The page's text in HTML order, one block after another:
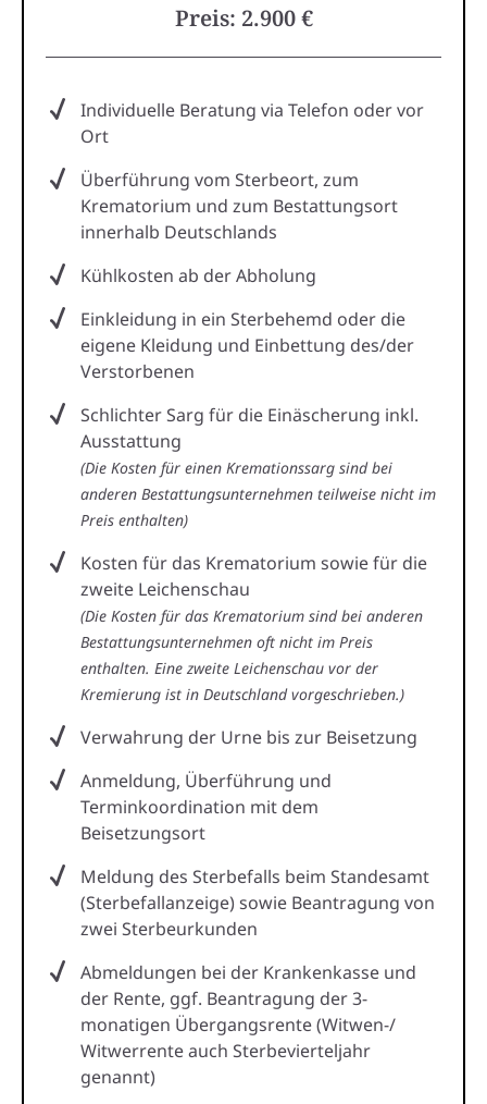
Preis: 2.900 €
Individuelle Beratung via Telefon oder vor
Ort
Überführung vom Sterbeort, zum
Krematorium und zum Bestattungsort
innerhalb Deutschlands
Kühlkosten ab der Abholung
Einkleidung in ein Sterbehemd oder die
eigene Kleidung und Einbettung des/der
Verstorbenen
Schlichter Sarg für die Einäscherung inkl.
Ausstattung
(Die Kosten für einen Kremationssarg sind bei
anderen Bestattungsunternehmen teilweise nicht im
Preis enthalten)
Kosten für das Krematorium sowie für die
zweite Leichenschau
(Die Kosten für das Krematorium sind bei anderen
Bestattungsunternehmen oft nicht im Preis
enthalten. Eine zweite Leichenschau vor der
Kremierung ist in Deutschland vorgeschrieben.)
Verwahrung der Urne bis zur Beisetzung
Anmeldung, Überführung und
Terminkoordination mit dem
Beisetzungsort
Meldung des Sterbefalls beim Standesamt
(Sterbefallanzeige) sowie Beantragung von
zwei Sterbeurkunden
Abmeldungen bei der Krankenkasse und
der Rente, ggf. Beantragung der 3-
monatigen Übergangsrente (Witwen-/
Witwerrente auch Sterbevierteljahr
genannt)